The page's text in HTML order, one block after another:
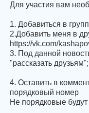
Для участия вам
1. Добавиться в
2.Добавить меня в
https://vk.com/
3. Под данной
"рассказать
4. Оставить в
порядковый номер
Не порядковые